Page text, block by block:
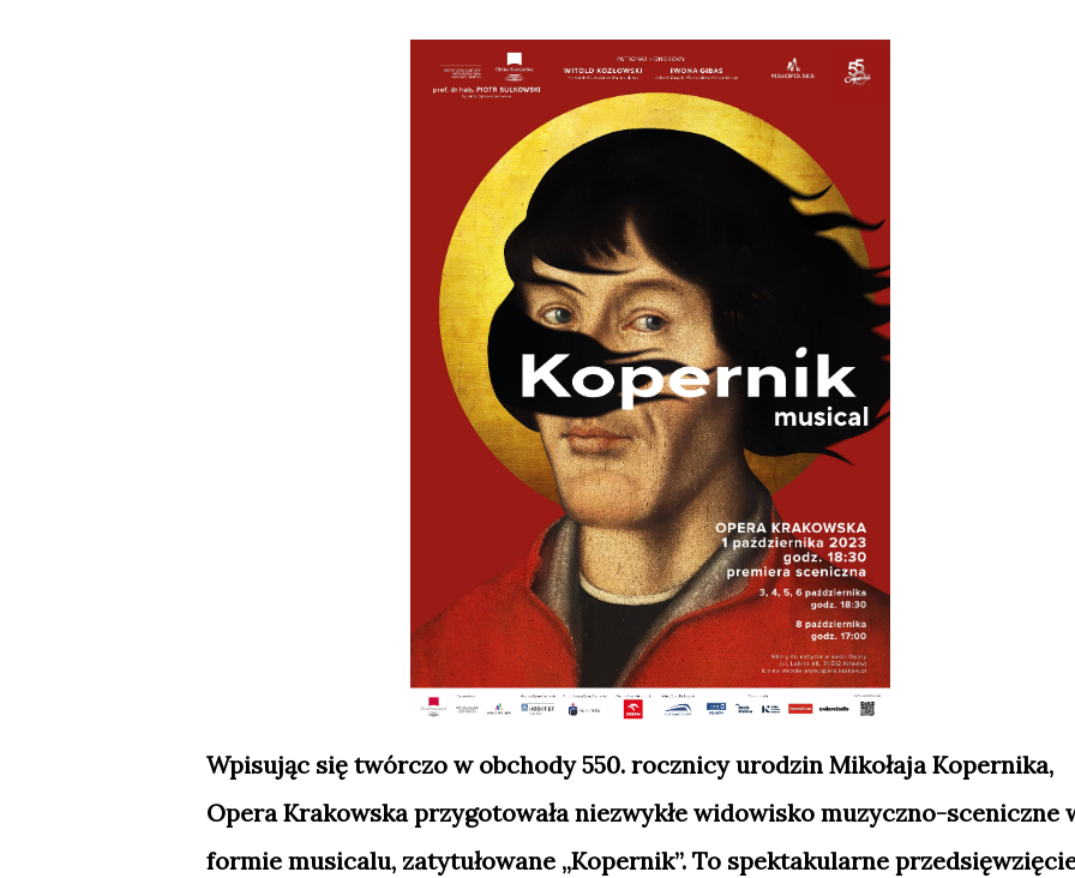
Wpisując się twórczo w obchody 550. rocznicy urodzin Mikołaja Kopernika,
Opera Krakowska przygotowała niezwykłe widowisko muzyczno-sceniczne
formie musicalu, zatytułowane „Kopernik”. To spektakularne